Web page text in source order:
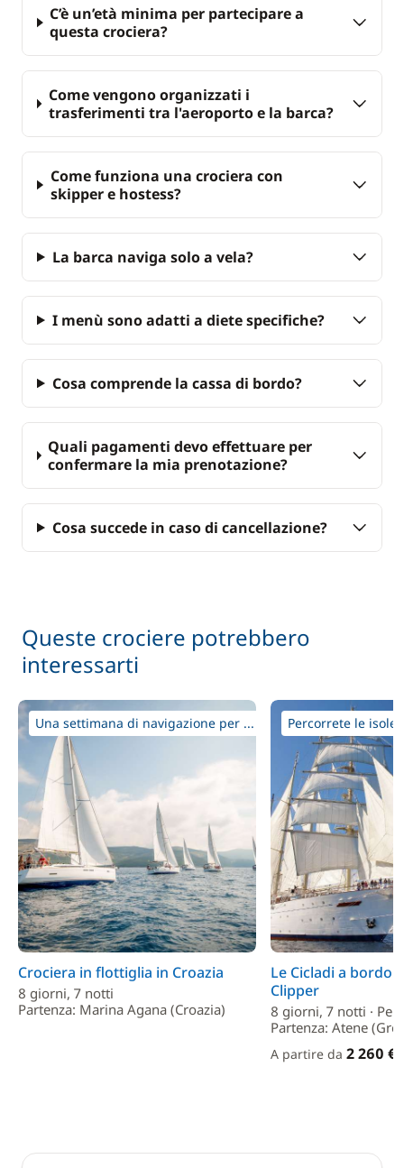
C’è un’età minima per partecipare a
questa crociera?
Come vengono organizzati i
trasferimenti tra l'aeroporto e la barca?
Come funziona una crociera con
skipper e hostess?
La barca naviga solo a vela?
I menù sono adatti a diete specifiche?
Cosa comprende la cassa di bordo?
Quali pagamenti devo effettuare per
confermare la mia prenotazione?
Cosa succede in caso di cancellazione?
Queste crociere potrebbero
interessarti
Una settimana di navigazione per ...
Crociera in flottiglia in Croazia
8 giorni, 7 notti
Partenza: Marina Agana (Croazia)
Percorrete le isole
Le Cicladi a bordo
Clipper
8 giorni, 7 notti ·
Partenza: Atene
A partire da 2 260 €